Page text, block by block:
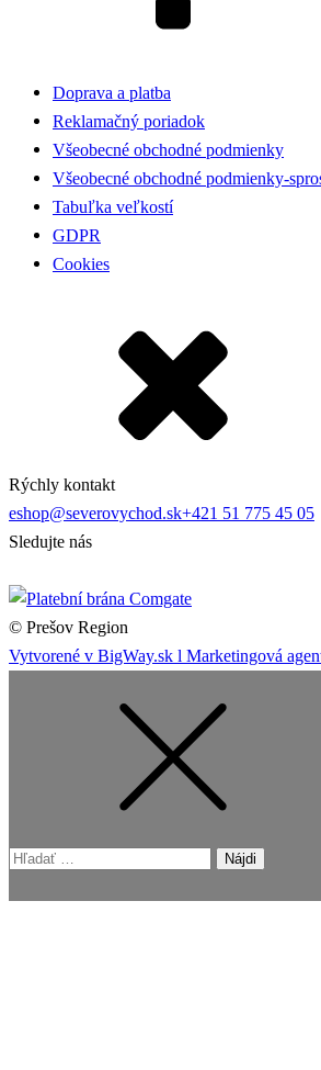
Doprava a platba
Reklamačný poriadok
Všeobecné obchodné podmienky
Všeobecné obchodné podmienky-
Tabuľka veľkostí
GDPR
Cookies
Rýchly kontakt
eshop@severovychod.sk+421 51 775 45 05
Sledujte nás
© Prešov Region
Vytvorené v BigWay.sk l Marketingová
Hľadať: